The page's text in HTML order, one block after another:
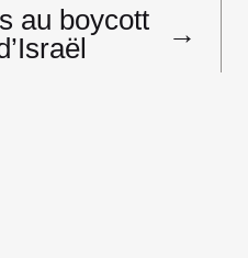
au boycott
→